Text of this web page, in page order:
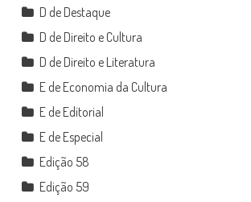
D de Destaque
D de Direito e Cultura
D de Direito e Literatura
E de Economia da Cultura
E de Editorial
E de Especial
Edição 58
Edição 59